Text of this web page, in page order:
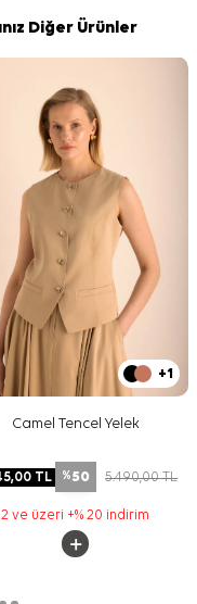
Diğer Ürünler
+1
Camel Tencel Yelek
TL %50 5.490,00TL
2 ve üzeri +% 20 indirim